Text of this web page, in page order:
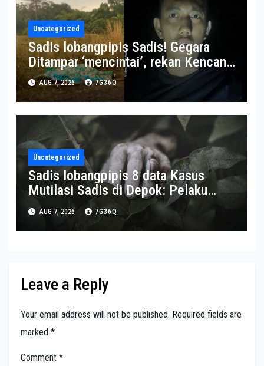
Uncategorized
Sadis lobangpipis Sadis! Gegara
Ditampar ‘mencintai’, rekan Kencan
Sesama Jenis Dibunuh-Dimutilasi
AUG 7, 2026 7G36Q
Uncategorized
Sadis lobangpipis 8 data Kasus
Mutilasi Sadis di Depok: Pelaku
Incar Motor Korban hingga Motif
Terungkap : Okezone News
AUG 7, 2026 7G36Q
Leave a Reply
Your email address will not be published. Required fields are
marked *
Comment *